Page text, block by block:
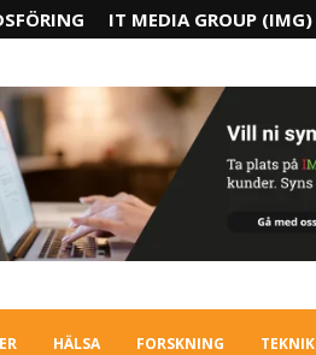
IT MEDIA GROUP (IMG)
HÄLSA FORSKNING TEKNIK